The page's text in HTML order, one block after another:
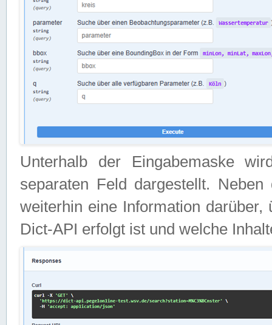
Unterhalb der Eingabemaske
separaten Feld dargestellt.
weiterhin eine Information
Dict-API erfolgt ist und welche